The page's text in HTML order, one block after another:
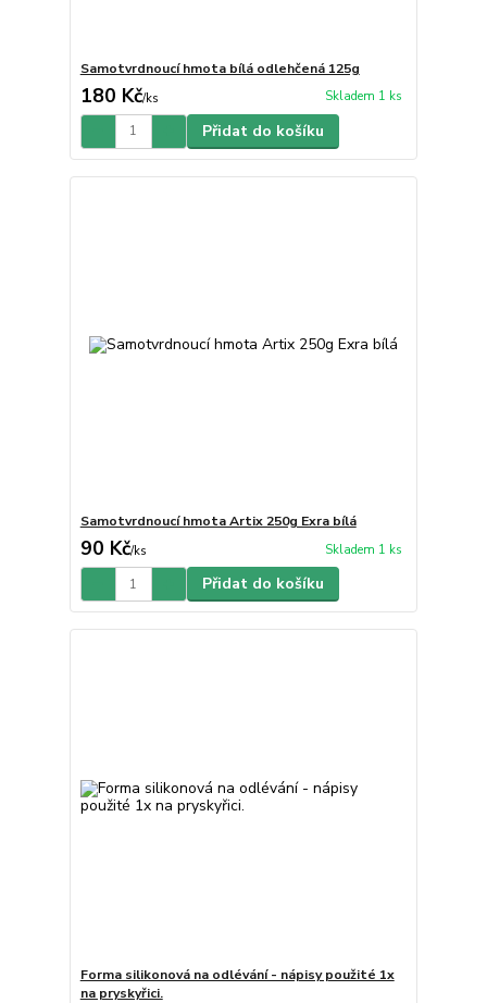
Samotvrdnoucí hmota bílá odlehčená 125g
180 Kč/ks Skladem 1 ks
Přidat do košíku
Samotvrdnoucí hmota Artix 250g Exra bílá
90 Kč/ks Skladem 1 ks
Přidat do košíku
Forma silikonová na odlévání - nápisy použité 1x
na pryskyřici.